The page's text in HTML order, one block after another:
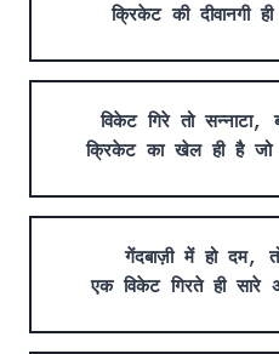
क्रिकेट की दीवानगी
विकेट गिरे तो सन्नाटा,
क्रिकेट का खेल ही है जो
गेंदबाज़ी में हो दम,
एक विकेट गिरते ही